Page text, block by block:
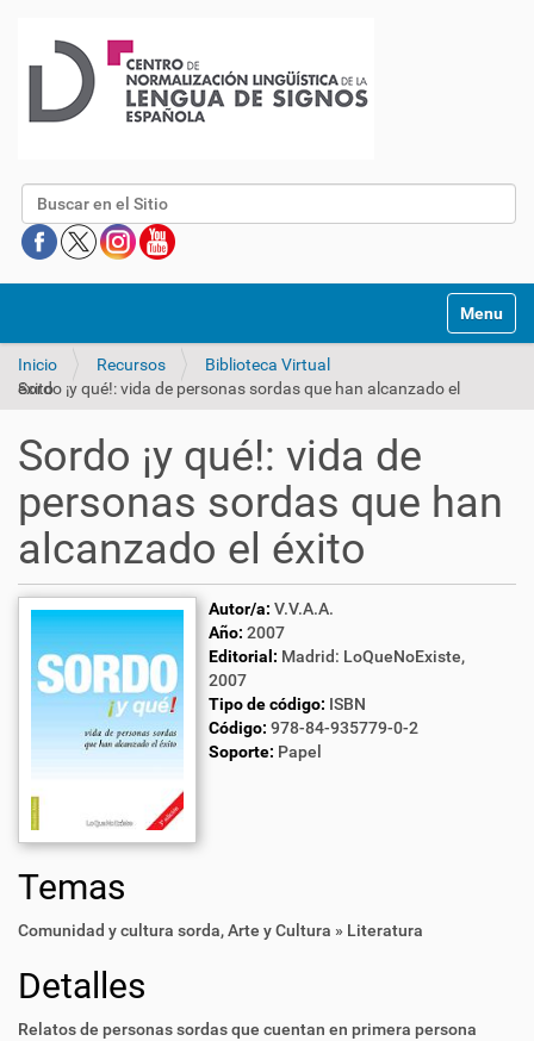
Buscar
Mostrar/
Inicio Recursos
Biblioteca Virtual
Sordo ¡y qué!: vida de personas sordas que han alcanzado el éxito
Sordo ¡y qué!: vida de
personas sordas que han
alcanzado el éxito
Autor/a: V.V.A.A.
Año: 2007
Editorial: Madrid: LoQueNoExiste,
2007
Tipo de código: ISBN
Código: 978-84-935779-0-2
Soporte: Papel
Temas
Comunidad y cultura sorda,Arte y Cultura » Literatura
Detalles
Relatos de personas sordas que cuentan en primera persona